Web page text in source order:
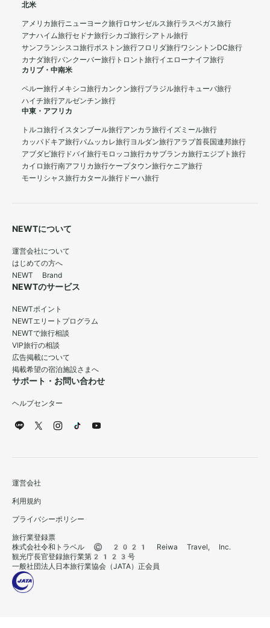
北米
アメリカ旅行ニューヨーク旅行ロサンゼルス旅行ラスベガス旅行
アナハイム旅行セドナ旅行シカゴ旅行シアトル旅行
サンフランシスコ旅行ボストン旅行フロリダ旅行ワシントンDC旅行
カナダ旅行バンクーバー旅行 トロント旅行イエローナイフ旅行
カリブ・中南米
ペルー旅行メキシコ旅行カンクン旅行ブラジル旅行キューバ旅行
ハイチ旅行アルゼンチン旅行
中東・アフリカ
トルコ旅行イスタンブール旅行アンカラ旅行イズミール旅行
カッパドキア旅行パムッカレ旅行ヨルダン旅行アラブ首長国連邦旅行
アブダビ旅行 ドバイ旅行モロッコ旅行カサブランカ旅行エジプト旅行
カイロ旅行南アフリカ旅行ケープタウン旅行ケニア旅行
モーリシャス旅行カタール旅行 ドーハ旅行
NEWTについて
運営会社について
はじめての方へ
NEWT Brand
NEWTのサービス
NEWTポイント
NEWTエリートプログラム
NEWTで旅行相談
VIP旅行の相談
広告掲載について
掲載希望の宿泊施設さまへ
サポート・お問い合わせ
ヘルプセンター
運営会社
利用規約
プライバシーポリシー
旅行業登録票
株式会社令和トラベル © 2021 Reiwa Travel, Inc.
観光庁長官登録旅行業第2123号
一般社団法人日本旅行業協会（JATA）正会員